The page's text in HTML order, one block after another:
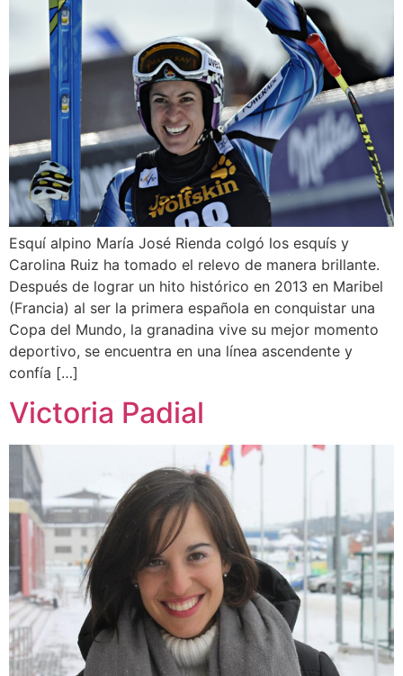
Esquí alpino María José Rienda colgó los esquís y
Carolina Ruiz ha tomado el relevo de manera brillante.
Después de lograr un hito histórico en 2013 en Maribel
(Francia) al ser la primera española en conquistar una
Copa del Mundo, la granadina vive su mejor momento
deportivo, se encuentra en una línea ascendente y
confía […]
Victoria Padial